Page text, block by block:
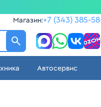
Магазин:+7 (343) 385-
Автосервис